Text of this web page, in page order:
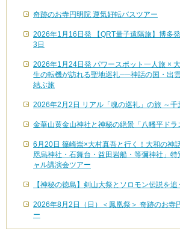
奇跡のお寺円明院 運気好転バスツアー
2026年1月16日発 【QRT量子遠隔旅】博多
3日
2026年1月24日発 パワースポット一人旅 ×
生の転機が訪れる聖地巡礼──神話の国・出
結ぶ旅
2026年2月2日 リアル「魂の巡礼」の旅 ～千
金華山黄金山神社と神秘の絶景「八幡平ドラ
6月20日 篠崎崇×大村真吾と行く！大和の神
咫烏神社・石舞台・益田岩船・等彌神社」
ャル講演会ツアー
【神秘の徳島】剣山大祭とソロモン伝説を追
2026年8月2日（日）＜鳳凰祭＞ 奇跡のお寺
ー